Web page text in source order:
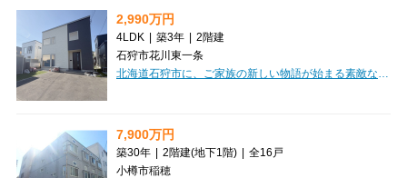
2,990万円
4LDK | 築3年 | 2階建
石狩市花川東一条
7,900万円
築30年 | 2階建(地下1階) | 全16戸
小樽市稲穂